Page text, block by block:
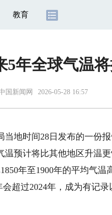
教育
5年全球气温
国新闻网 2026-05-28 16:57
地时间28日发布的一份报
预计将比其他地区升温更
年至1900年的平均气温
超过2024年，成为有记录